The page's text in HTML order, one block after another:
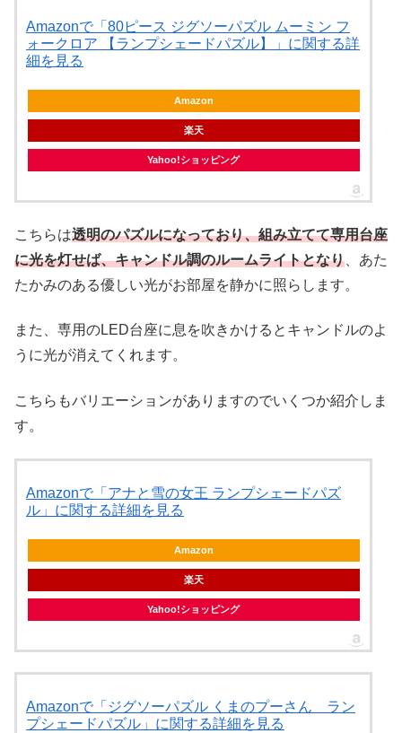
Amazonで「80ピース ジグソーパズル ムーミン フ
ォークロア 【ランプシェードパズル】」に関する詳
細を見る
Amazon
楽天
Yahoo!ショッピング
こちらは透明のパズルになっており、組み立てて専用台座
に光を灯せば、キャンドル調のルームライトとなり 、あた
たかみのある優しい光がお部屋を静かに照らします。
また、専用のLED台座に息を吹きかけるとキャンドルのよ
うに光が消えてくれます。
こちらもバリエーションがありますのでいくつか紹介しま
す。
Amazonで「アナと雪の女王 ランプシェードパズ
ル」に関する詳細を見る
Amazon
楽天
Yahoo!ショッピング
Amazonで「ジグソーパズル くまのプーさん ラン
プシェードパズル」に関する詳細を見る